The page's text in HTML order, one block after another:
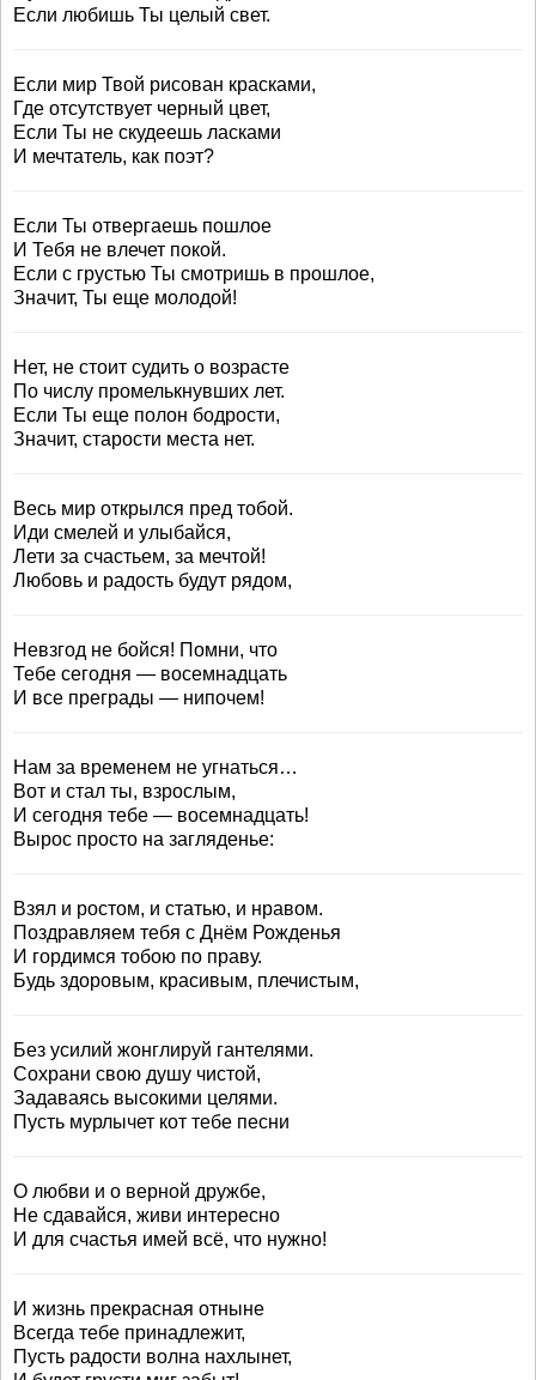
Если любишь Ты целый свет.
Если мир Твой рисован красками,
Где отсутствует черный цвет,
Если Ты не скудеешь ласками
И мечтатель, как поэт?
Если Ты отвергаешь пошлое
И Тебя не влечет покой.
Если с грустью Ты смотришь в прошлое,
Значит, Ты еще молодой!
Нет, не стоит судить о возрасте
По числу промелькнувших лет.
Если Ты еще полон бодрости,
Значит, старости места нет.
Весь мир открылся пред тобой.
Иди смелей и улыбайся,
Лети за счастьем, за мечтой!
Любовь и радость будут рядом,
Невзгод не бойся! Помни, что
Тебе сегодня — восемнадцать
И все преграды — нипочем!
Нам за временем не угнаться…
Вот и стал ты, взрослым,
И сегодня тебе — восемнадцать!
Вырос просто на загляденье:
Взял и ростом, и статью, и нравом.
Поздравляем тебя с Днём Рожденья
И гордимся тобою по праву.
Будь здоровым, красивым, плечистым,
Без усилий жонглируй гантелями.
Сохрани свою душу чистой,
Задаваясь высокими целями.
Пусть мурлычет кот тебе песни
О любви и о верной дружбе,
Не сдавайся, живи интересно
И для счастья имей всё, что нужно!
И жизнь прекрасная отныне
Всегда тебе принадлежит,
Пусть радости волна нахлынет,